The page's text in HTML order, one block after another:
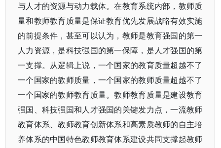
与人才的资源与动力载体。在教育系统内部，教师质
量和教师教育质量是保证教育优先发展战略有效实施
的前提条件，甚至可以认为，教师是教育强国的第一
人力资源，是科技强国的第一保障，是人才强国的第
一支撑。从逻辑上说，一个国家的教育质量超越不了
一个国家的教师质量，一个国家的教师质量超越不了
一个国家的教师教育质量。教师教育质量是建设教育
强国、科技强国和人才强国的关键发力点，一流教师
教育体系、教师教育创新体系和高素质教师的自主培
养体系的中国特色教师教育体系建设共同支撑起教师